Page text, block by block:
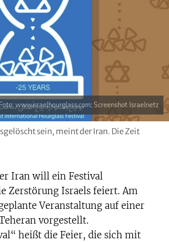
www.israelhourglass.com; Screenshot Israelnetz
sein, meint der Iran. Die Zeit
Iran will ein Festival
Zerstörung Israels feiert. Am
Veranstaltung auf einer
vorgestellt.
heißt die Feier, die sich mit